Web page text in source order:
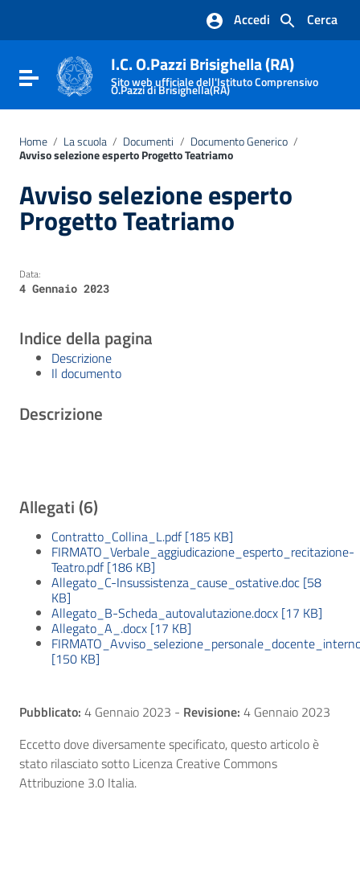
Vai al footer
Cerca
Accedi
Attiva / disattiva la navigazione
I.C. O.Pazzi Brisighella (RA)
Sito web ufficiale dell'Istituto Comprensivo
O.Pazzi di Brisighella(RA)
Home / La scuola / Documenti / Documento Generico /
Avviso selezione esperto Progetto Teatriamo
Avviso selezione esperto
Progetto Teatriamo
Data:
4 Gennaio 2023
Indice della pagina
Descrizione
Il documento
Descrizione
Allegati (6)
Contratto_Collina_L.pdf [185 KB]
FIRMATO_Verbale_aggiudicazione_esperto_recitazione-
Teatro.pdf [186 KB]
Allegato_C-Insussistenza_cause_ostative.doc [58
KB]
Allegato_B-Scheda_autovalutazione.docx [17 KB]
Allegato_A_.docx [17 KB]
[150 KB]
Pubblicato: 4 Gennaio 2023 - Revisione: 4 Gennaio 2023
Eccetto dove diversamente specificato, questo articolo è
stato rilasciato sotto Licenza Creative Commons
Attribuzione 3.0 Italia.